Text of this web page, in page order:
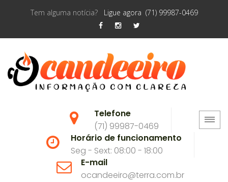
Tem alguma notícia? Ligue agora (71) 99987-0469
Telefone
(71) 99987-0469
Horário de funcionamento
Seg - Sext: 08:00 - 18:00
E-mail
ocandeeiro@terra.com.br